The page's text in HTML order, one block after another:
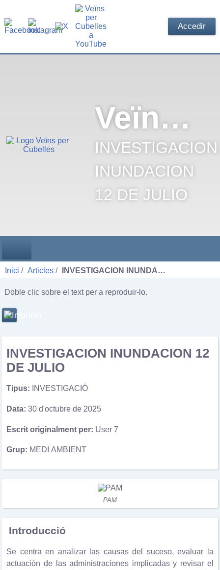
Accedir
Veïns per Cubelles
INVESTIGACION
INUNDACION
12 DE JULIO
Inici Articles INVESTIGACION INUNDA…
Doble clic sobre el text per a reproduir-lo.
INVESTIGACION INUNDACION 12
DE JULIO
Tipus: INVESTIGACIÓ
Data: 30 d'octubre de 2025
Escrit originalment per: User 7
Grup: MEDI AMBIENT
PAM
Introducció
Se centra en analizar las causas del suceso, evaluar la
actuación de las administraciones implicadas y revisar el